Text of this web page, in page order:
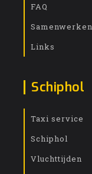
FAQ
Samenwerken
Links
Schiphol
Taxi service
Schiphol
Vluchttijden